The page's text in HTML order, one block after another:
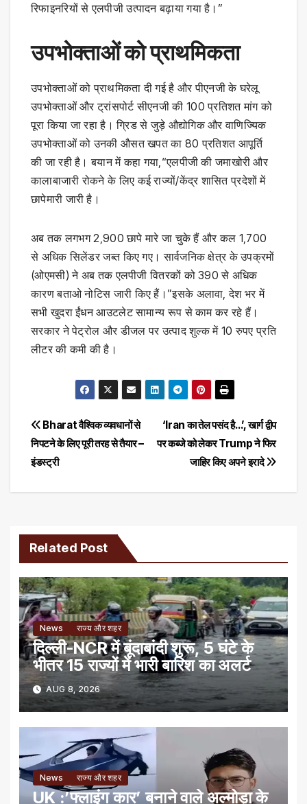
रिफाइनरियों से एलपीजी उत्पादन बढ़ाया गया है।”
उपभोक्ताओं को प्राथमिकता
उपभोक्ताओं को प्राथमिकता दी गई है और पीएनजी के घरेलू
उपभोक्ताओं और ट्रांसपोर्ट सीएनजी की 100 प्रतिशत मांग को
पूरा किया जा रहा है। ग्रिड से जुड़े औद्योगिक और वाणिज्यिक
उपभोक्ताओं को उनकी औसत खपत का 80 प्रतिशत आपूर्ति
की जा रही है। बयान में कहा गया,“एलपीजी की जमाखोरी और
कालाबाजारी रोकने के लिए कई राज्यों/केंद्र शासित प्रदेशों में
छापेमारी जारी है।
अब तक लगभग 2,900 छापे मारे जा चुके हैं और कल 1,700
से अधिक सिलेंडर जब्त किए गए। सार्वजनिक क्षेत्र के उपक्रमों
(ओएमसी) ने अब तक एलपीजी वितरकों को 390 से अधिक
कारण बताओ नोटिस जारी किए हैं।”इसके अलावा, देश भर में
सभी खुदरा ईंधन आउटलेट सामान्य रूप से काम कर रहे हैं।
सरकार ने पेट्रोल और डीजल पर उत्पाद शुल्क में 10 रुपए प्रति
लीटर की कमी की है।
Post
navigation
‘Iran का तेल पसंद है…’, खार्ग द्वीप
पर कब्जे को लेकर Trump ने फिर
जाहिर किए अपने इरादे
Bharat वैश्विक व्यवधानों से
निपटने के लिए पूरी तरह से तैयार –
इंडस्ट्री
Related Post
News राज्य और शहर
दिल्ली-NCR में बूंदाबांदी शुरू, 5 घंटे के
भीतर 15 राज्यों में भारी बारिश का अलर्ट
AUG 8, 2026
News राज्य और शहर
UK :’फ्लाइंग कार’ बनाने वाले अल्मोड़ा के